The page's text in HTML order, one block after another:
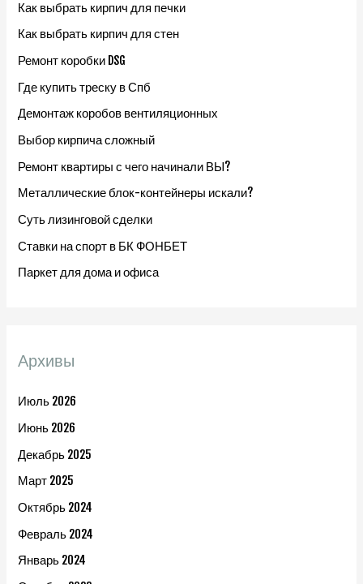
Как выбрать кирпич для печки
Как выбрать кирпич для стен
Ремонт коробки DSG
Где купить треску в Спб
Демонтаж коробов вентиляционных
Выбор кирпича сложный
Ремонт квартиры с чего начинали ВЫ?
Металлические блок-контейнеры искали?
Суть лизинговой сделки
Ставки на спорт в БК ФОНБЕТ
Паркет для дома и офиса
Архивы
Июль 2026
Июнь 2026
Декабрь 2025
Март 2025
Октябрь 2024
Февраль 2024
Январь 2024